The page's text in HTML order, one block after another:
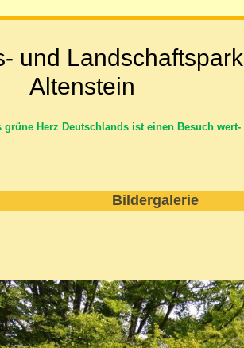
und Landschaftspark
Altenstein
grüne Herz Deutschlands ist einen Besuch wert-
Bildergalerie